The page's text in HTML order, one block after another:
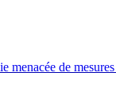
menacée de